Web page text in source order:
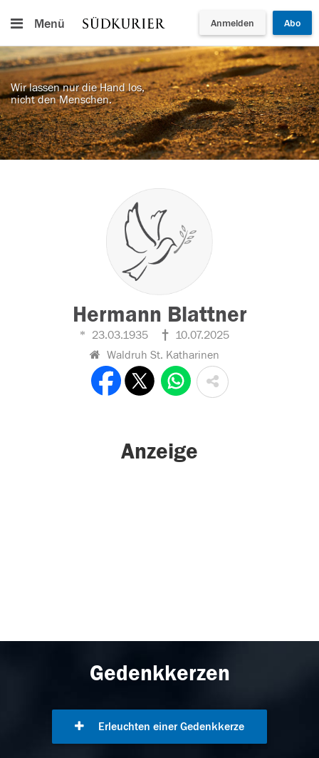
Menü Anmelden Abo
Wir lassen nur die Hand los,
nicht den Menschen.
Hermann Blattner
23.03.1935
10.07.2025
Waldruh St. Katharinen
Anzeige
Gedenkkerzen
Erleuchten einer Gedenkkerze